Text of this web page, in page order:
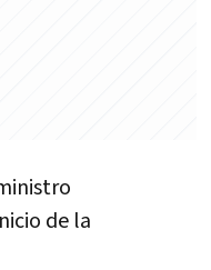
de la